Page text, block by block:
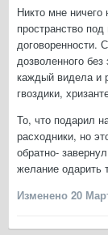
Никто мне ничего
пространство
договоренности.
дозволенного
каждый видела и
гвоздики,
То, что подарил
расходники, но
обратно-
желание одарить
Изменено 20